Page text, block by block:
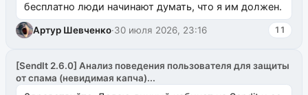
бесплатно люди начинают думать, что я им должен.
Артур Шевченко·30 июля 2026, 23:16 11
[SendIt 2.6.0] Анализ поведения пользователя для защиты
от спама (невидимая капча)...